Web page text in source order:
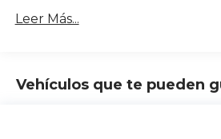
Leer Más...
Vehículos que te pueden